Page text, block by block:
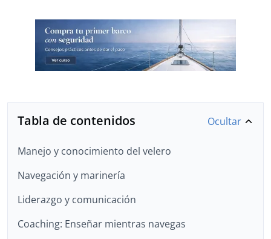
Tabla de contenidos Ocultar
Manejo y conocimiento del velero
Navegación y marinería
Liderazgo y comunicación
Coaching: Enseñar mientras navegas